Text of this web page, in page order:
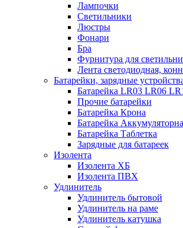
Лампочки
Светильники
Люстры
Фонари
Бра
Фурнитура для
Лента светодиодная,
Батарейки, зарядные
Батарейка LR03 LR06
Прочие батарейки
Батарейка Крона
Батарейка
Батарейка Таблетка
Зарядные для батареек
Изолента
Изолента ХБ
Изолента ПВХ
Удлинитель
Удлинитель бытовой
Удлинитель на раме
Удлинитель катушка